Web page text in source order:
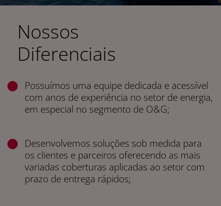
Nossos
Diferenciais
Possuímos uma equipe dedicada e acessível
com anos de experiência no setor de energia,
em especial no segmento de O&G;
Desenvolvemos soluções sob medida para
os clientes e parceiros oferecendo as mais
variadas coberturas aplicadas ao setor com
prazo de entrega rápidos;